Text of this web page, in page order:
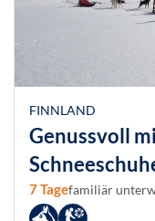
FINNLAND
Genussvoll
7 Tagefamiliär